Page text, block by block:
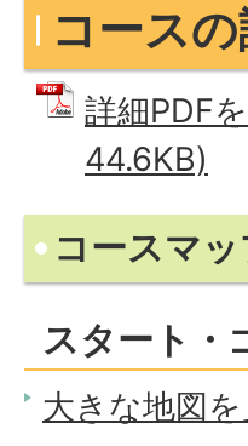
コース
詳細PDF
44.6KB)
コースマ
スタート・
大きな地図